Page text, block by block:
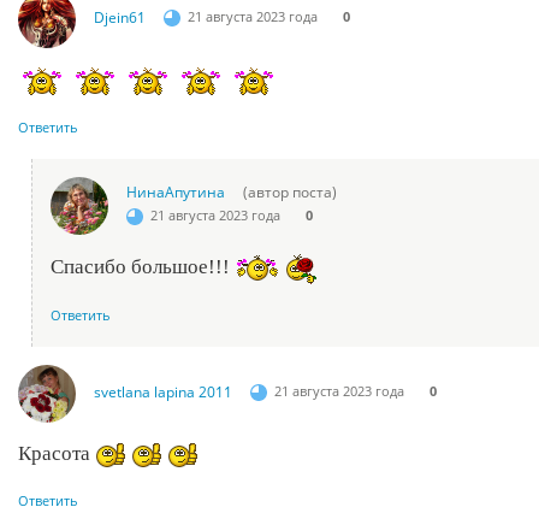
Djein61 21 августа 2023 года 0
Ответить
НинаАпутина (автор поста)
21 августа 2023 года 0
Спасибо большое!!!
Ответить
svetlana lapina 2011 21 августа 2023 года 0
Красота
Ответить